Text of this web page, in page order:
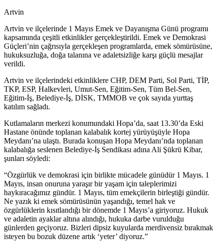
Artvin
Artvin ve ilçelerinde 1 Mayıs Emek ve Dayanışma Günü programı
kapsamında çeşitli etkinlikler gerçekleştirildi. Emek ve Demokrasi
Güçleri’nin çağrısıyla gerçekleşen programlarda, emek sömürüsüne,
hukuksuzluğa, doğa talanına ve adaletsizliğe karşı güçlü mesajlar
verildi.
Artvin ve ilçelerindeki etkinliklere CHP, DEM Parti, Sol Parti, TİP,
TKP, ESP, Halkevleri, Umut-Sen, Eğitim-Sen, Tüm Bel-Sen,
Eğitim-İş, Belediye-İş, DİSK, TMMOB ve çok sayıda yurttaş
katılım sağladı.
Kutlamaların merkezi konumundaki Hopa’da, saat 13.30’da Eski
Hastane önünde toplanan kalabalık kortej yürüyüşüyle Hopa
Meydanı’na ulaştı. Burada konuşan Hopa Meydanı’nda toplanan
kalabalığa seslenen Belediye-İş Sendikası adına Ali Şükrü Kibar,
şunları söyledi:
“Özgürlük ve demokrasi için birlikte mücadele günüdür 1 Mayıs. 1
Mayıs, insan onuruna yaraşır bir yaşam için taleplerimizi
haykıracağımız gündür. 1 Mayıs, tüm emekçilerin birleştiği gündür.
Ne yazık ki emek sömürüsünün yaşandığı, temel hak ve
özgürlüklerin kısıtlandığı bir dönemde 1 Mayıs’a giriyoruz. Hukuk
ve adaletin ayaklar altına alındığı, hukuka darbe vurulduğu
günlerden geçiyoruz. Bizleri dipsiz kuyularda merdivensiz bırakmak
isteyen bu bozuk düzene artık ‘yeter’ diyoruz.”